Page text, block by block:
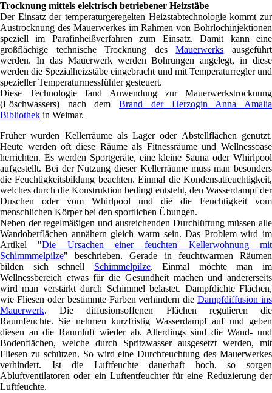
Trocknung mittels elektrisch betriebener Heizstäbe
Der Einsatz der temperaturgeregelten Heizstabtechnologie kommt zur
Austrocknung des Mauerwerkes im Rahmen von Bohrlochinjektionen
speziell im Parafinheißverfahren zum Einsatz. Damit kann eine
großflächige technische Trocknung desMauerwerks ausgeführt
werden. In das Mauerwerk werden Bohrungen angelegt, in diese
werden die Spezialheizstäbe eingebracht und mit Temperaturregler und
spezieller Temperaturmessfühler gesteuert.
Diese Technologie fand Anwendung zur Mauerwerkstrocknung
(Löschwassers) nach demBrand der Herzogin Anna Amalia
Bibliothek in Weimar.
Früher wurden Kellerräume als Lager oder Abstellflächen genutzt.
Heute werden oft diese Räume als Fitnessräume und Wellnessoase
herrichten. Es werden Sportgeräte, eine kleine Sauna oder Whirlpool
aufgestellt. Bei der Nutzung dieser Kellerräume muss man besonders
die Feuchtigkeitsbildung beachten. Einmal die Kondensatfeuchtigkeit,
welches durch die Konstruktion bedingt entsteht, den Wasserdampf der
Duschen oder vom Whirlpool und die die Feuchtigkeit vom
menschlichen Körper bei den sportlichen Übungen.
Neben der regelmäßigen und ausreichenden Durchlüftung müssen alle
Wandoberflächen annähern gleich warm sein. Das Problem wird im
Artikel "Die Ursachen einer feuchten Kellerwohnung mit
Schimmmelpilze" beschrieben. Gerade in feuchtwarmen Räumen
bilden sich schnell Schimmelpilze. Einmal möchte man im
Wellnessbereich etwas für die Gesundheit machen und andererseits
wird man verstärkt durch Schimmel belastet. Dampfdichte Flächen,
wie Fliesen oder bestimmte Farben verhindern dieDampfdiffusion ins
Mauerwerk. Die diffusionsoffenen Flächen regulieren die
Raumfeuchte. Sie nehmen kurzfristig Wasserdampf auf und geben
diesen an die Raumluft wieder ab. Allerdings sind die Wand- und
Bodenflächen, welche durch Spritzwasser ausgesetzt werden, mit
Fliesen zu schützen. So wird eine Durchfeuchtung des Mauerwerkes
verhindert. Ist die Luftfeuchte dauerhaft hoch, so sorgen
Abluftventilatoren oder ein Luftentfeuchter für eine Reduzierung der
Luftfeuchte.